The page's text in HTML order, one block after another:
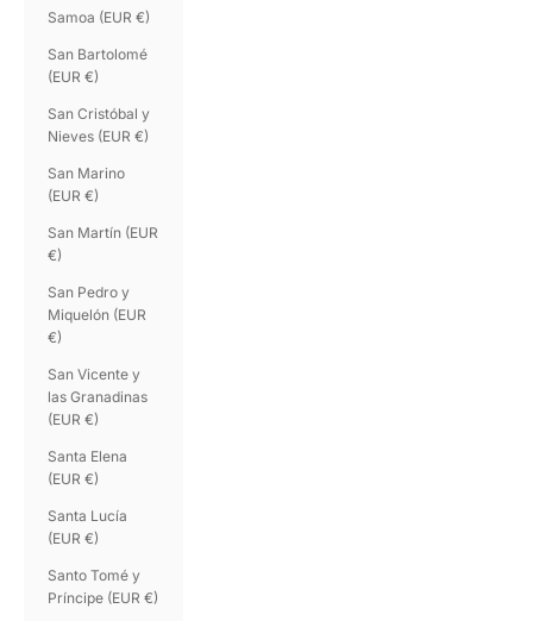
Samoa (EUR €)
San Bartolomé
(EUR €)
San Cristóbal y
Nieves (EUR €)
San Marino
(EUR €)
San Martín (EUR
€)
San Pedro y
Miquelón (EUR
€)
San Vicente y
las Granadinas
(EUR €)
Santa Elena
(EUR €)
Santa Lucía
(EUR €)
Santo Tomé y
Príncipe (EUR €)